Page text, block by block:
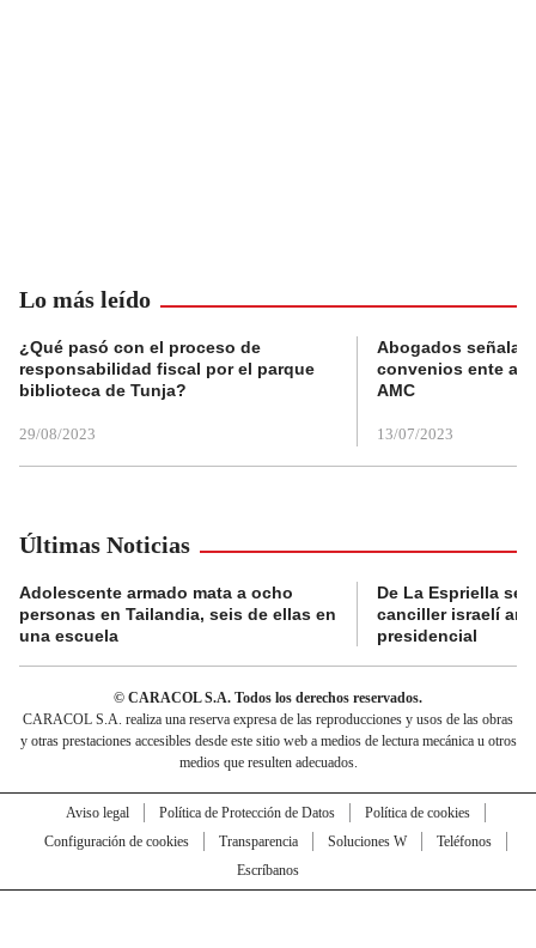
Lo más leído
¿Qué pasó con el proceso de
responsabilidad fiscal por el parque
biblioteca de Tunja?
29/08/2023
Abogados
convenios ente
AMC
13/07/2023
Últimas Noticias
Adolescente armado mata a ocho
personas en Tailandia, seis de ellas en
una escuela
De La Espriella se
canciller israelí
presidencial
© CARACOL S.A. Todos los derechos reservados.
CARACOL S.A. realiza una reserva expresa de las reproducciones y usos de las obras
y otras prestaciones accesibles desde este sitio web a medios de lectura mecánica u otros
medios que resulten adecuados.
Aviso legal Política de Protección de Datos
Política de cookies
Configuración de cookies
Transparencia Soluciones W
Teléfonos
Escríbanos